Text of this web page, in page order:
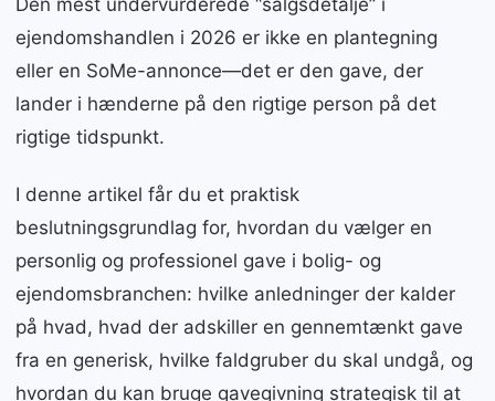
Den mest undervurderede “salgsdetalje” i
ejendomshandlen i 2026 er ikke en plantegning
eller en SoMe-annonce—det er den gave, der
lander i hænderne på den rigtige person på det
rigtige tidspunkt.
I denne artikel får du et praktisk
beslutningsgrundlag for, hvordan du vælger en
personlig og professionel gave i bolig- og
ejendomsbranchen: hvilke anledninger der kalder
på hvad, hvad der adskiller en gennemtænkt gave
fra en generisk, hvilke faldgruber du skal undgå, og
hvordan du kan bruge gavegivning strategisk til at